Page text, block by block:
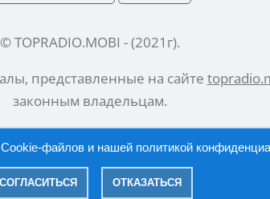
© TOPRADIO.MOBI - (2021 г).
представленные на сайте
законным владельцам.
Русский | English
Cookie-файлов и нашей политикой
СОГЛАСИТЬСЯ ОТКАЗАТЬСЯ